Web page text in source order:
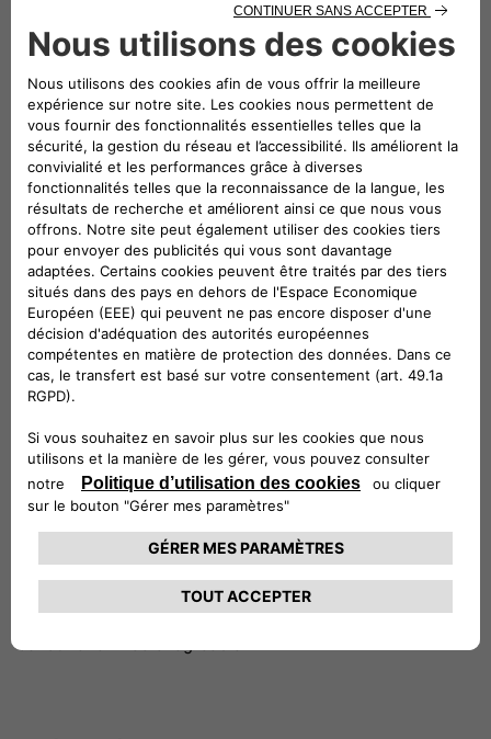
Un design audacieux
Rehaussé par des jantes alliage exclusives 17" qui
renforcent son allure puissante et assurée. Leur look
élégant garantit une conduite fluide et confiante.
Profitez du confort d'un intérieur spacieux et haut de
gamme avec un éclairage d'ambiance à 8 couleurs.
Chaque détail est conçu pour offrir une expérience de
conduite raffinée et agréable.